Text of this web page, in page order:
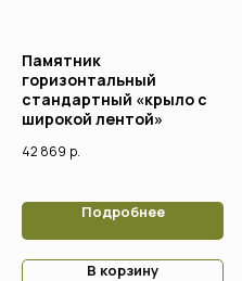
Памятник
горизонтальный
стандартный «крыло с
широкой лентой»
42 869 р.
Подробнее
В корзину